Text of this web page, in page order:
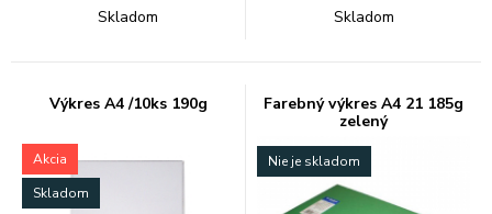
Skladom Skladom
Výkres A4 /10ks 190g
Akcia
Skladom
Farebný výkres A4 21 185g
zelený
Nie je skladom